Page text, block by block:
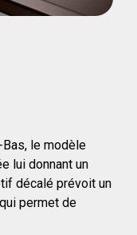
le modèle
lui donnant un
décalé prévoit un
permet de